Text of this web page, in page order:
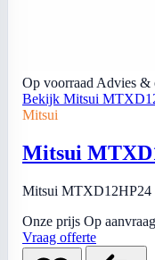
Op voorraad Advies &
Bekijk Mitsui
Mitsui
Mitsui
Mitsui MTXD12HP24
Onze prijs Op aanvraag
Vraag offerte